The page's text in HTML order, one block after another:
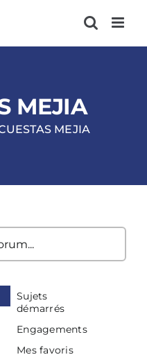
MEJIA
MEJIA
Sujets
démarrés
Engagements
Mes favoris